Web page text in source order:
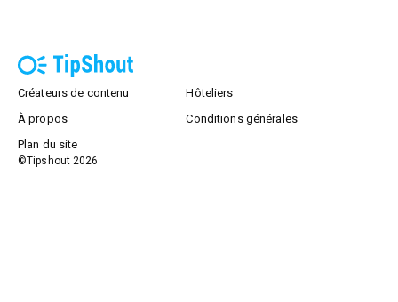
Créateurs de contenu
Hôteliers
À propos
Conditions générales
Plan du site
©Tipshout 2026